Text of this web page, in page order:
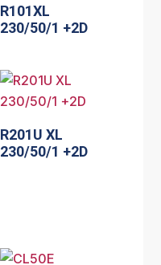
R101XL
230/50/1 +2D
R201U XL
230/50/1 +2D